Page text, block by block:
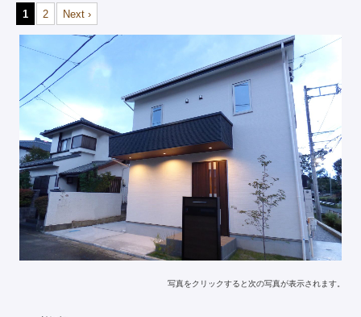
1 2 Next ›
写真をクリックすると次の写真が表示されます。